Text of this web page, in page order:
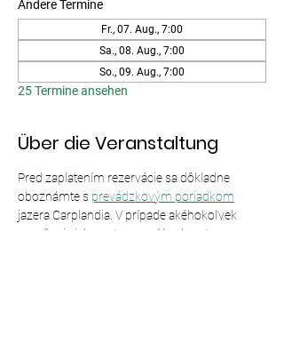
Andere Termine
Fr., 07. Aug., 7:00
Sa., 08. Aug., 7:00
So., 09. Aug., 7:00
25 Termine ansehen
Über die Veranstaltung
Pred zaplatením rezervácie sa dôkladne
oboznámte s prevádzkovým poriadkom
jazera Carplandia. V prípade akéhokoľvek
porušenia jeho ustanovení bude vstup